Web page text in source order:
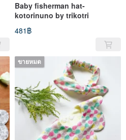
Baby fisherman hat-
kotorinuno by trikotri
481฿
ขายหมด